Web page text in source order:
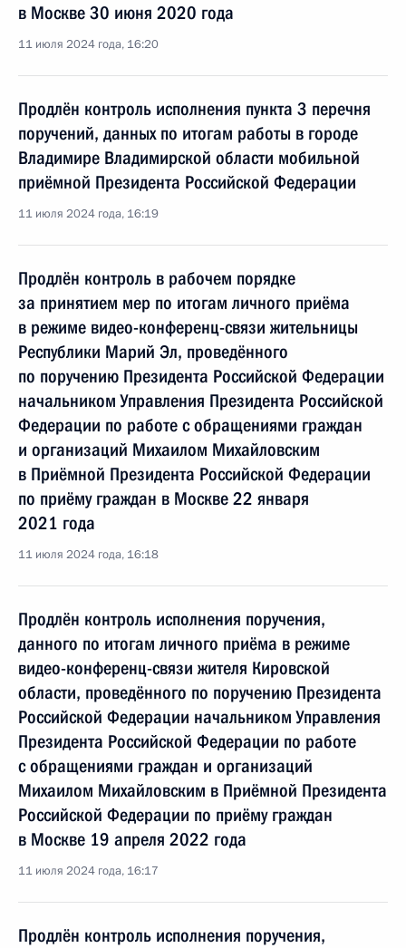
в Москве 30 июня 2020 года
11 июля 2024 года, 16:20
Продлён контроль исполнения пункта 3 перечня
поручений, данных по итогам работы в городе
Владимире Владимирской области мобильной
приёмной Президента Российской Федерации
11 июля 2024 года, 16:19
Продлён контроль в рабочем порядке
за принятием мер по итогам личного приёма
в режиме видео-конференц-связи жительницы
Республики Марий Эл, проведённого
по поручению Президента Российской Федерации
начальником Управления Президента Российской
Федерации по работе с обращениями граждан
и организаций Михаилом Михайловским
в Приёмной Президента Российской Федерации
по приёму граждан в Москве 22 января
2021 года
11 июля 2024 года, 16:18
Продлён контроль исполнения поручения,
данного по итогам личного приёма в режиме
видео-конференц-связи жителя Кировской
области, проведённого по поручению Президента
Российской Федерации начальником Управления
Президента Российской Федерации по работе
с обращениями граждан и организаций
Михаилом Михайловским в Приёмной Президента
Российской Федерации по приёму граждан
в Москве 19 апреля 2022 года
11 июля 2024 года, 16:17
Продлён контроль исполнения поручения,